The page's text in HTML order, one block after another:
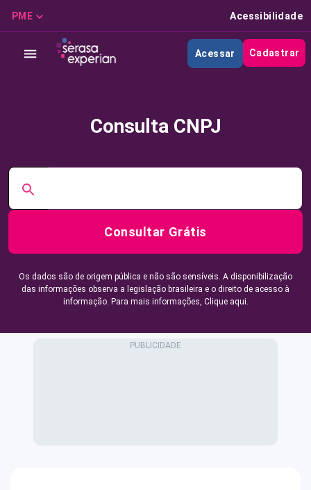
PME Acessibilidade
Acessar Cadastrar
Consulta CNPJ
Consultar Grátis
Os dados são de origem pública e não são sensíveis. A disponibilização
das informações observa a legislação brasileira e o direito de acesso à
informação. Para mais informações, Clique aqui.